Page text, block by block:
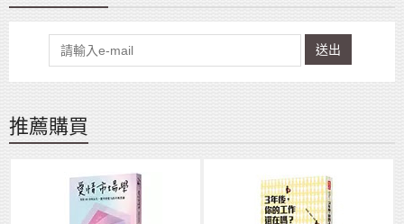
送出
推薦購買